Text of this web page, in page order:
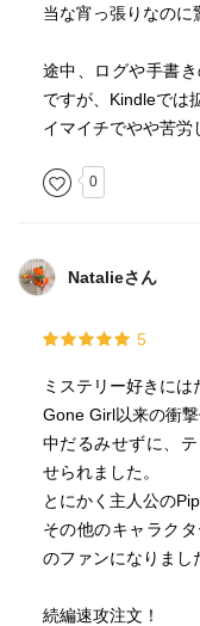
当な宵っ張りなのに
途中、ログや手書
ですが、Kindleでは
イマイチでやや苦労
0
Natalieさん
5
ミステリー好きには
Gone Girl以来の衝撃
中だるみせずに、
せられました。
とにかく主人公のPip
その他のキャラク
のファンになりまし
続編速攻注文！